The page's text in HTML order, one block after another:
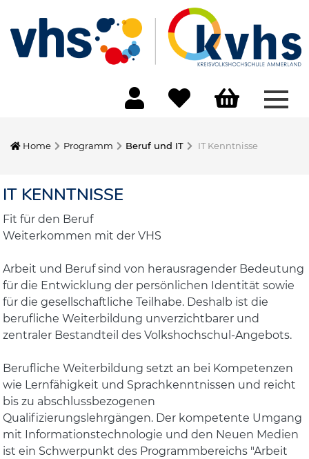
Home Programm Beruf und IT IT Kenntnisse
IT KENNTNISSE
Fit für den Beruf
Weiterkommen mit der VHS
Arbeit und Beruf sind von herausragender Bedeutung
für die Entwicklung der persönlichen Identität sowie
für die gesellschaftliche Teilhabe. Deshalb ist die
berufliche Weiterbildung unverzichtbarer und
zentraler Bestandteil des Volkshochschul-Angebots.
Berufliche Weiterbildung setzt an bei Kompetenzen
wie Lernfähigkeit und Sprachkenntnissen und reicht
bis zu abschlussbezogenen
Qualifizierungslehrgängen. Der kompetente Umgang
mit Informationstechnologie und den Neuen Medien
ist ein Schwerpunkt des Programmbereichs "Arbeit